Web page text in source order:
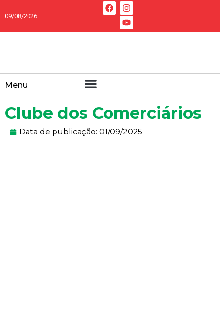
09/08/2026
Menu
Clube dos Comerciários
Data de publicação: 01/09/2025